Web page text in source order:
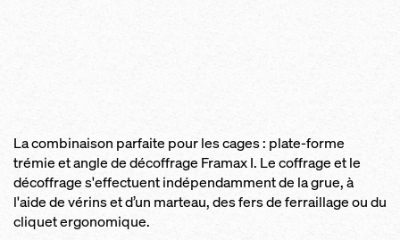
La combinaison parfaite pour les cages : plate-forme
trémie et angle de décoffrage Framax I. Le coffrage et le
décoffrage s'effectuent indépendamment de la grue, à
l'aide de vérins et d’un marteau, des fers de ferraillage ou du
cliquet ergonomique.